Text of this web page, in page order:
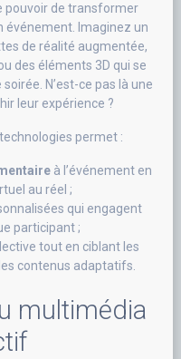
pouvoir de transformer
événement. Imaginez un
de réalité augmentée,
des éléments 3D qui se
N’est-ce pas là une
leur expérience ?
permet :
à l’événement en
au réel ;
qui engagent
participant ;
tout en ciblant les
contenus adaptatifs.
multimédia